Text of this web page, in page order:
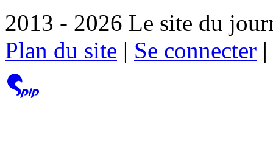
2013 - 2026 Le site du
Plan du site | Se connecter |